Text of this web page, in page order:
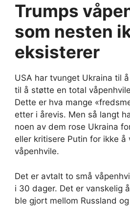
Trumps
som nesten
eksisterer
USA har tvunget Ukraina til
til å støtte en total
Dette er hva mange
etter i årevis. Men så langt
noen av dem rose Ukraina
eller kritisere Putin for ikke å
våpenhvile.
Det er avtalt to små
i 30 dager. Det er vanskelig
ble gjort mellom Russland